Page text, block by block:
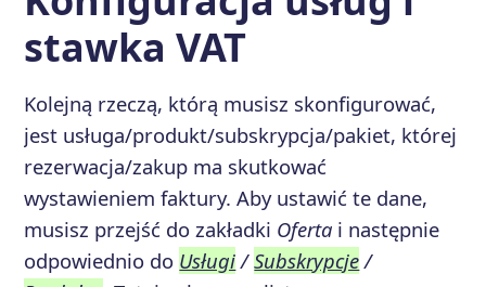
stawka VAT
Kolejną rzeczą, którą musisz skonfigurować,
jest usługa/produkt/subskrypcja/pakiet, której
rezerwacja/zakup ma skutkować
wystawieniem faktury. Aby ustawić te dane,
musisz przejść do zakładki Oferta i następnie
odpowiednio do Usługi/Subskrypcje/